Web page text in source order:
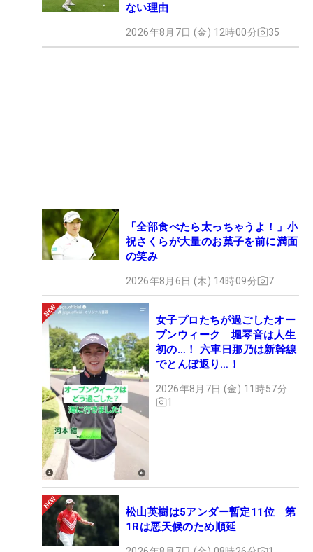
ない理由
2026年8月7日 (金) 12時00分 35
「全部食べたら太っちゃうよ！」小
祝さくらが大量のお菓子を前に満面
の笑み
2026年8月6日 (木) 14時09分 7
女子プロたちが過ごしたオー
プンウィーク 堀琴音は人生
初の…！ 六車日那乃は新幹線
でとんぼ返り…！
2026年8月7日 (金) 11時57分
1
松山英樹は5アンダー暫定11位 第
1Rは悪天候のため順延